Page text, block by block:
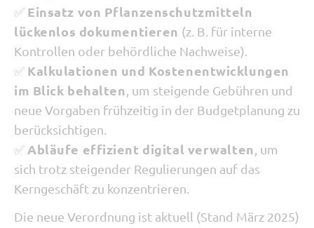
✅ Einsatz von Pflanzenschutzmitteln
lückenlos dokumentieren (z. B. für interne
Kontrollen oder behördliche Nachweise).
✅ Kalkulationen und Kostenentwicklungen
im Blick behalten , um steigende Gebühren und
neue Vorgaben frühzeitig in der Budgetplanung zu
berücksichtigen.
✅ Abläufe effizient digital verwalten , um
sich trotz steigender Regulierungen auf das
Kerngeschäft zu konzentrieren.
Die neue Verordnung ist aktuell (Stand März 2025)